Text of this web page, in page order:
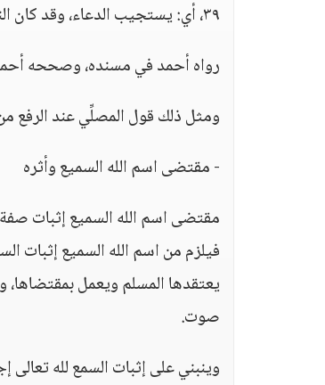
٣٩، أي: يستجيب الدعاء، وقد كان النبي صلى الله عليه وسلم يستعيذ بالله من دعاء لا يسمع - أي: لا يستجاب له -.
رواه أحمد في مسنده، وصححه
ومثل ذلك قول المصلِّي عند الرفع
- مقتضى اسم الله السميع وأثره
مقتضى اسم الله السميع إثبات
فيلزم من اسم الله السميع إثبات
يعتقدها المسلم ويعمل
صوت.
وينبني على إثبات السمع لله تعالى